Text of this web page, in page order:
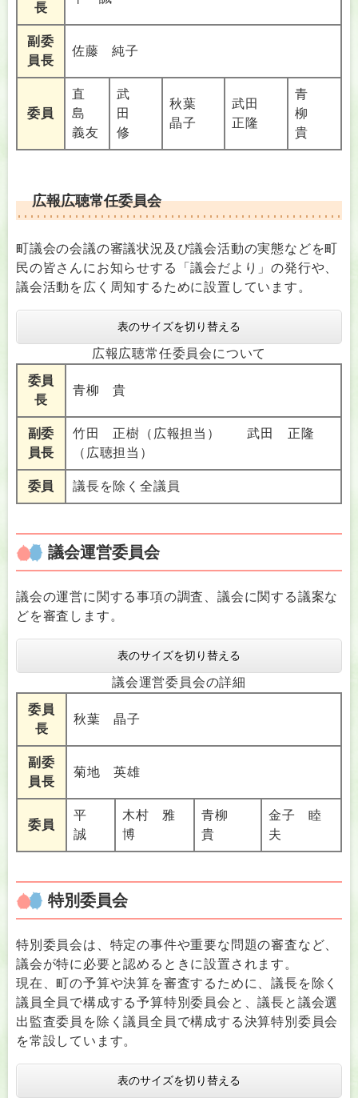
長
副委
員長
佐藤 純子
委員
直
島
義友
武
田
修
秋葉
晶子
武田
正隆
青
柳
貴
広報広聴常任委員会
町議会の会議の審議状況及び議会活動の実態などを町
民の皆さんにお知らせする「議会だより」の発行や、
議会活動を広く周知するために設置しています。
表のサイズを切り替える
広報広聴常任委員会について
委員
長
青柳 貴
副委
員長
竹田 正樹（広報担当） 武田 正隆
（広聴担当）
委員 議長を除く全議員
議会運営委員会
議会の運営に関する事項の調査、議会に関する議案な
どを審査します。
表のサイズを切り替える
議会運営委員会の詳細
委員
長
秋葉 晶子
副委
員長
菊地 英雄
委員
平
誠
木村 雅
博
青柳
貴
金子 睦
夫
特別委員会
特別委員会は、特定の事件や重要な問題の審査など、
議会が特に必要と認めるときに設置されます。
現在、町の予算や決算を審査するために、議長を除く
議員全員で構成する予算特別委員会と、議長と議会選
出監査委員を除く議員全員で構成する決算特別委員会
を常設しています。
表のサイズを切り替える